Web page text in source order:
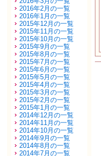
2016年2月の一覧
2016年1月の一覧
2015年12月の一覧
2015年11月の一覧
2015年10月の一覧
2015年9月の一覧
2015年8月の一覧
2015年7月の一覧
2015年6月の一覧
2015年5月の一覧
2015年4月の一覧
2015年3月の一覧
2015年2月の一覧
2015年1月の一覧
2014年12月の一覧
2014年11月の一覧
2014年10月の一覧
2014年9月の一覧
2014年8月の一覧
2014年7月の一覧